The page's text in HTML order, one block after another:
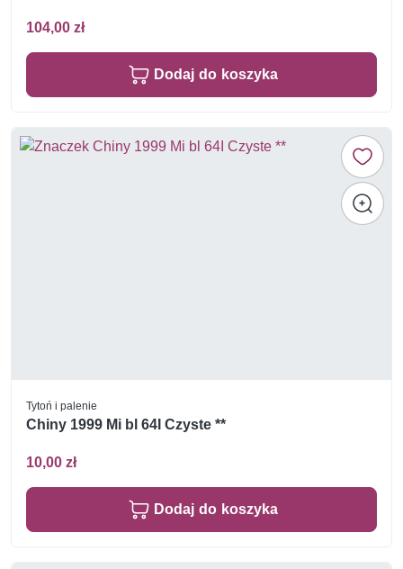
104,00 zł
Dodaj do koszyka
Tytoń i palenie
Chiny 1999 Mi bl 64I Czyste **
10,00 zł
Dodaj do koszyka